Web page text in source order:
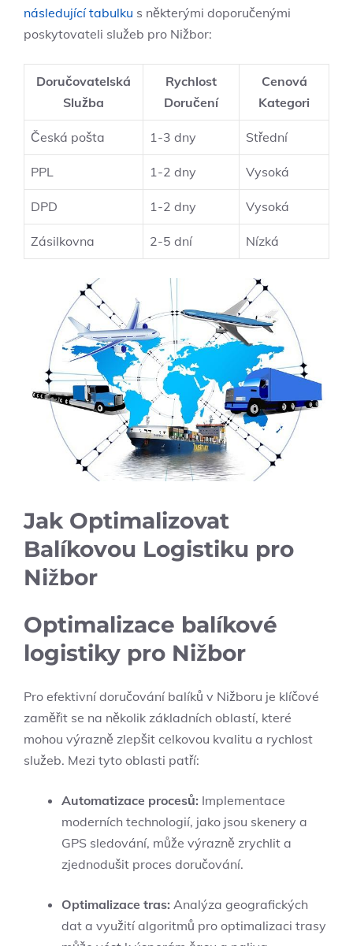
následující tabulku s některými doporučenými
poskytovateli služeb pro Nižbor:
Doručovatelská
Služba
Rychlost
Doručení
Cenová
Kategori
Česká pošta 1-3 dny Střední
PPL 1-2 dny Vysoká
DPD 1-2 dny Vysoká
Zásilkovna 2-5 dní Nízká
Jak Optimalizovat
Balíkovou Logistiku pro
Nižbor
Optimalizace balíkové
logistiky pro Nižbor
Pro efektivní doručování balíků v Nižboru je klíčové
zaměřit se na několik základních oblastí, které
mohou výrazně zlepšit celkovou kvalitu a rychlost
služeb. Mezi tyto oblasti patří:
Automatizace procesů: Implementace
moderních technologií, jako jsou skenery a
GPS sledování, může výrazně zrychlit a
zjednodušit proces doručování.
Optimalizace tras: Analýza geografických
dat a využití algoritmů pro optimalizaci trasy